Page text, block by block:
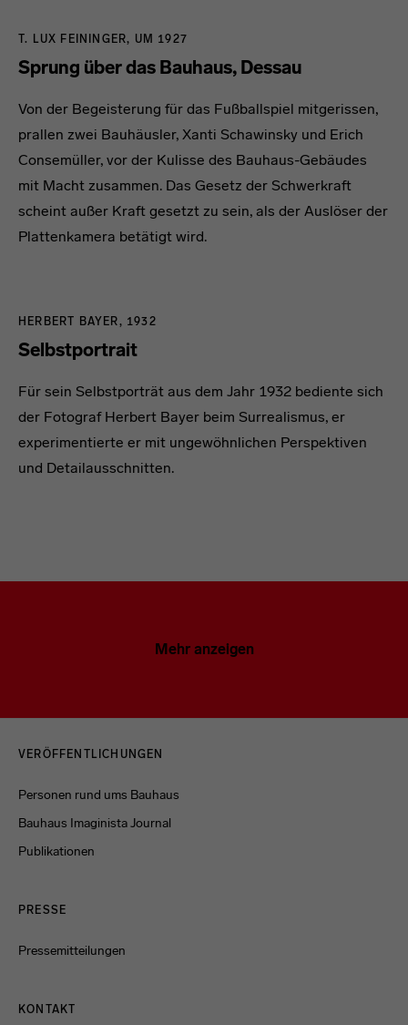
T. LUX FEININGER, UM 1927
Sprung über das Bauhaus, Dessau
Von der Begeisterung für das Fußballspiel mitgerissen,
prallen zwei Bauhäusler, Xanti Schawinsky und Erich
Consemüller, vor der Kulisse des Bauhaus-Gebäudes
mit Macht zusammen. Das Gesetz der Schwerkraft
scheint außer Kraft gesetzt zu sein, als der Auslöser der
Plattenkamera betätigt wird.
HERBERT BAYER, 1932
Selbstportrait
Für sein Selbstporträt aus dem Jahr 1932 bediente sich
der Fotograf Herbert Bayer beim Surrealismus, er
experimentierte er mit ungewöhnlichen Perspektiven
und Detailausschnitten.
Mehr anzeigen
VERÖFFENTLICHUNGEN
Personen rund ums Bauhaus
Bauhaus Imaginista Journal
Publikationen
PRESSE
Pressemitteilungen
KONTAKT